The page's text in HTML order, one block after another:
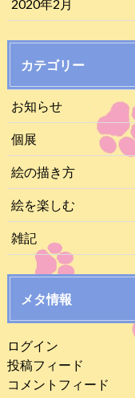
2020年2月
カテゴリー
お知らせ
個展
絵の描き方
絵を楽しむ
雑記
メタ情報
ログイン
投稿フィード
コメントフィード